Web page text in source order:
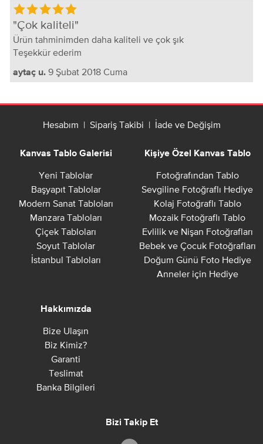
Çok kaliteli
Ürün tahminimden daha kaliteli ve çok şık
Teşekkür ederim
aytaç u. 9 Şubat 2018 Cuma
Hesabım | Sipariş Takibi | İade ve Değişim
Kanvas Tablo Galerisi
Yeni Tablolar
Başyapıt Tablolar
Modern Sanat Tabloları
Manzara Tabloları
Çiçek Tabloları
Soyut Tablolar
İstanbul Tabloları
Kişiye Özel Kanvas Tablo
Fotoğrafından Tablo
Sevgiline Fotoğraflı Hediye
Kolaj Fotoğraflı Tablo
Mozaik Fotoğraflı Tablo
Evlilik ve Nişan Fotoğrafları
Bebek ve Çocuk Fotoğrafları
Doğum Günü Foto Hediye
Anneler için Hediye
Hakkımızda
Bize Ulaşın
Biz Kimiz?
Garanti
Teslimat
Banka Bilgileri
Bizi Takip Et